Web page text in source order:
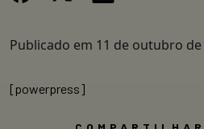
Publicado em 11 de outubro de
[powerpress]